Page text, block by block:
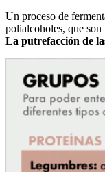
Un proceso de
polialcoholes, que son
La putrefacción de